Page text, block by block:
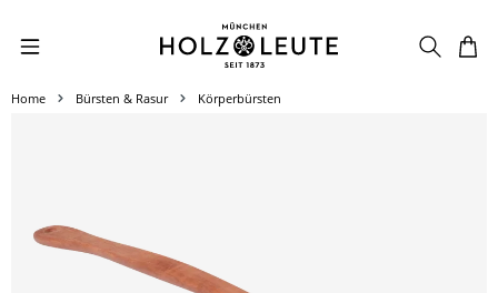
Zum Hauptinhalt springen
Home Bürsten & Rasur Körperbürsten